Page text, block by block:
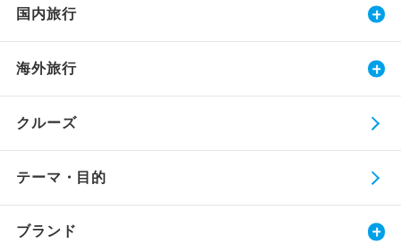
国内旅行
海外旅行
クルーズ
テーマ・目的
ブランド